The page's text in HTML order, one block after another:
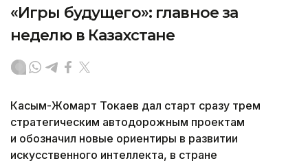
«Игры будущего»: главное за
неделю в Казахстане
Касым-Жомарт Токаев дал старт сразу трем
стратегическим автодорожным проектам
и обозначил новые ориентиры в развитии
искусственного интеллекта, в стране